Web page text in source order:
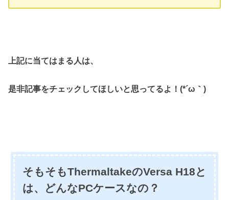
上記に当てはまる人は、
是非記事をチェックしてほしいと思ってるよ！(*´ω｀)
そもそもThermaltakeのVersa H18と
は、どんなPCケースなの？